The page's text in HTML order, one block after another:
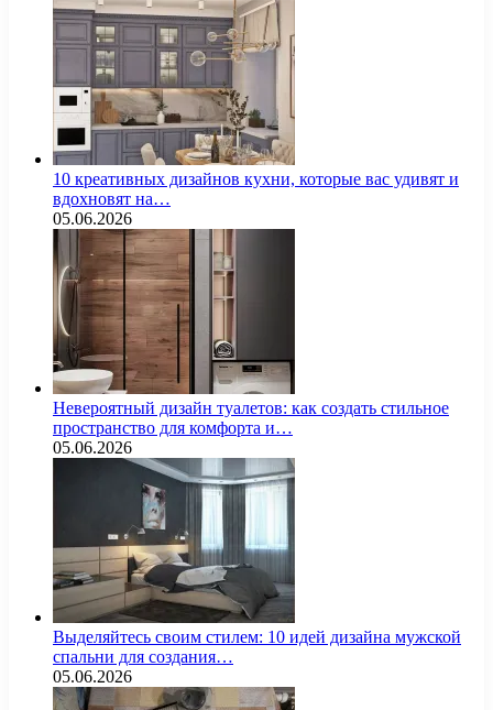
10 креативных дизайнов кухни, которые вас удивят и
вдохновят на…
05.06.2026
Невероятный дизайн туалетов: как создать стильное
пространство для комфорта и…
05.06.2026
Выделяйтесь своим стилем: 10 идей дизайна мужской
спальни для создания…
05.06.2026